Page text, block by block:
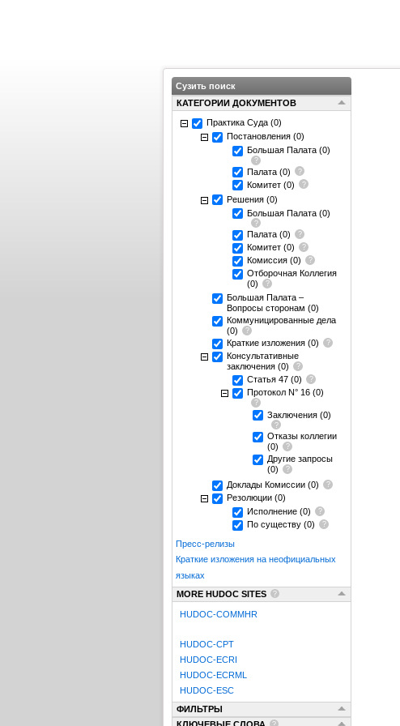
Сузить поиск
КАТЕГОРИИ ДОКУМЕНТОВ
Практика Суда (0)
Постановления (0)
Большая Палата (0)
Палата (0)
Комитет (0)
Решения (0)
Большая Палата (0)
Палата (0)
Комитет (0)
Комиссия (0)
Отборочная Коллегия
(0)
Большая Палата –
Вопросы сторонам (0)
Коммуницированные дела
(0)
Краткие изложения (0)
Консультативные
заключения (0)
Статья 47 (0)
Протокол N° 16 (0)
Заключения (0)
Отказы коллегии
(0)
Другие запросы
(0)
Доклады Комиссии (0)
Резолюции (0)
Исполнение (0)
По существу (0)
Пресс-релизы
Краткие изложения на неофициальных
языках
MORE HUDOC SITES
HUDOC-COMMHR
HUDOC-CPT
HUDOC-ECRI
HUDOC-ECRML
HUDOC-ESC
ФИЛЬТРЫ